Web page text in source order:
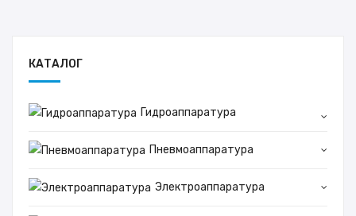
КАТАЛОГ
Гидроаппаратура
Пневмоаппаратура
Электроаппаратура